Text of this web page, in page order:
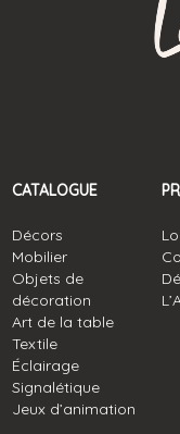
CATALOGUE
Décors
Mobilier
Objets de
décoration
Art de la table
Textile
Éclairage
Signalétique
Jeux d’animation